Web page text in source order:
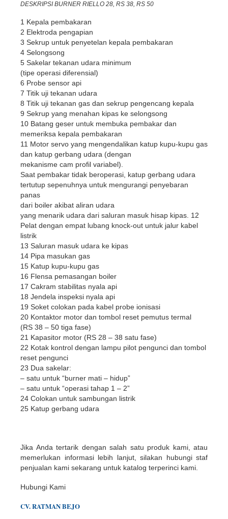
DESKRIPSI BURNER RIELLO 28, RS 38, RS 50
1 Kepala pembakaran
2 Elektroda pengapian
3 Sekrup untuk penyetelan kepala pembakaran
4 Selongsong
5 Sakelar tekanan udara minimum
(tipe operasi diferensial)
6 Probe sensor api
7 Titik uji tekanan udara
8 Titik uji tekanan gas dan sekrup pengencang kepala
9 Sekrup yang menahan kipas ke selongsong
10 Batang geser untuk membuka pembakar dan
memeriksa kepala pembakaran
11 Motor servo yang mengendalikan katup kupu-kupu gas
dan katup gerbang udara (dengan
mekanisme cam profil variabel).
Saat pembakar tidak beroperasi, katup gerbang udara
tertutup sepenuhnya untuk mengurangi penyebaran
panas
dari boiler akibat aliran udara
yang menarik udara dari saluran masuk hisap kipas. 12
Pelat dengan empat lubang knock-out untuk jalur kabel
listrik
13 Saluran masuk udara ke kipas
14 Pipa masukan gas
15 Katup kupu-kupu gas
16 Flensa pemasangan boiler
17 Cakram stabilitas nyala api
18 Jendela inspeksi nyala api
19 Soket colokan pada kabel probe ionisasi
20 Kontaktor motor dan tombol reset pemutus termal
(RS 38 – 50 tiga fase)
21 Kapasitor motor (RS 28 – 38 satu fase)
22 Kotak kontrol dengan lampu pilot pengunci dan tombol
reset pengunci
23 Dua sakelar:
– satu untuk “burner mati – hidup”
– satu untuk “operasi tahap 1 – 2”
24 Colokan untuk sambungan listrik
25 Katup gerbang udara
Jika Anda tertarik dengan salah satu produk kami, atau
memerlukan informasi lebih lanjut, silakan hubungi staf
penjualan kami sekarang untuk katalog terperinci kami.
Hubungi Kami
CV. RATMAN BEJO